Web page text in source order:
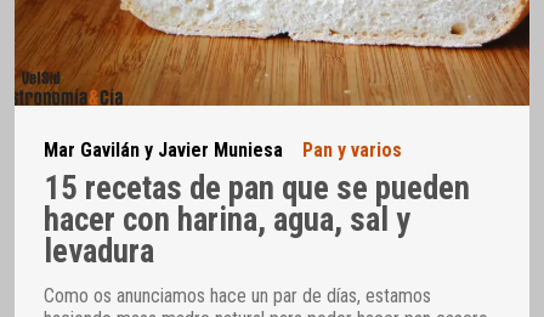
Mar Gavilán y Javier Muniesa Pan y varios
15 recetas de pan que se pueden
hacer con harina, agua, sal y
levadura
Como os anunciamos hace un par de días, estamos